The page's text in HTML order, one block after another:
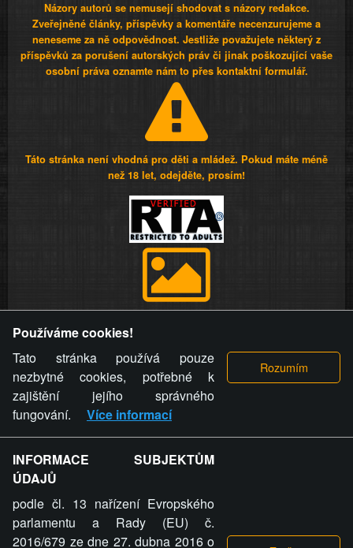
Názory autorů se nemusejí shodovat s názory redakce.
Zveřejněné články, příspěvky a komentáře necenzurujeme a
neneseme za ně odpovědnost. Jestliže považujete některý z
příspěvků za porušení autorských práv či jinak poškozující vaše
osobní práva oznamte nám to přes kontaktní formulář.
Táto stránka není vhodná pro děti a mládež. Pokud máte méně
než 18 let, odejděte, prosím!
videa a komentáře. Osoba, které se toto opatření provozovatele
stránky týče, ani osoba, která umístila fotografii nebo video na
stránku, nemůže z důvodu odstranění fotografie, videa nebo
komentáře pro výše uvedenou okolnost uplatnit vůči
provozovateli stránky žádný nárok na náhradu škody nebo
nemajetkové újmy.
ZVRÁCENÝ.CZ - Svět není zvrácenej. To jen
ty lidi...
Používáme cookies!
Tato stránka používá pouze
nezbytné cookies, potřebné k
zajištění jejího správného
fungování.
Více informací
INFORMACE SUBJEKTŮM
ÚDAJŮ
podle čl. 13 nařízení Evropského
parlamentu a Rady (EU) č.
2016/679 ze dne 27. dubna 2016 o